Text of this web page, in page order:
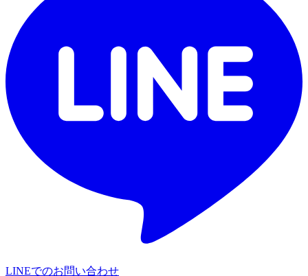
LINEでのお問い合わせ